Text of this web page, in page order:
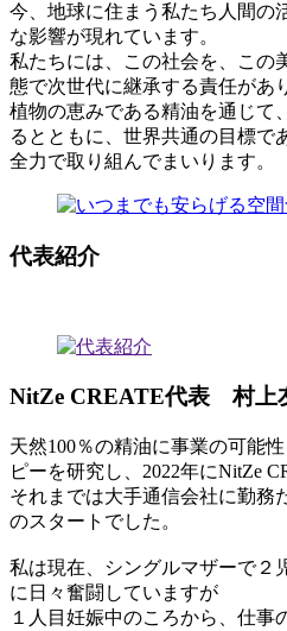
今、地球に住まう私たち人間の
な影響が現れています。
私たちには、この社会を、この
態で次世代に継承する責任があ
植物の恵みである精油を通じて
るとともに、世界共通の目標で
全力で取り組んでまいります。
代表紹介
NitZe CREATE代表 村上
天然100％の精油に事業の可能
ピーを研究し、2022年にNitZe
それまでは大手通信会社に勤務
のスタートでした。
私は現在、シングルマザーで２
に日々奮闘していますが
１人目妊娠中のころから、仕事